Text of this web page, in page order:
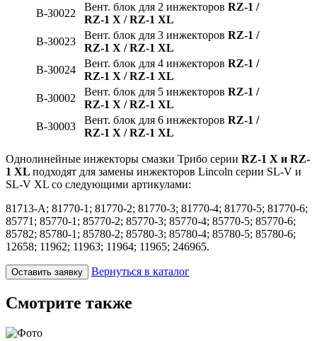
B-30022
Вент. блок для 2 инжекторов RZ-1 /
RZ-1 X / RZ-1 XL
B-30023
Вент. блок для 3 инжекторов RZ-1 /
RZ-1 X / RZ-1 XL
B-30024
Вент. блок для 4 инжекторов RZ-1 /
RZ-1 X / RZ-1 XL
B-30002
Вент. блок для 5 инжекторов RZ-1 /
RZ-1 X / RZ-1 XL
B-30003
Вент. блок для 6 инжекторов RZ-1 /
RZ-1 X / RZ-1 XL
Однолинейные инжекторы смазки Трибо серии RZ-1 X и RZ-
1 XL подходят для замены инжекторов Lincoln серии SL-V и
SL-V XL со следующими артикулами:
81713-A; 81770-1; 81770-2; 81770-3; 81770-4; 81770-5; 81770-6;
85771; 85770-1; 85770-2; 85770-3; 85770-4; 85770-5; 85770-6;
85782; 85780-1; 85780-2; 85780-3; 85780-4; 85780-5; 85780-6;
12658; 11962; 11963; 11964; 11965; 246965.
Оставить заявку Вернуться в каталог
Смотрите также